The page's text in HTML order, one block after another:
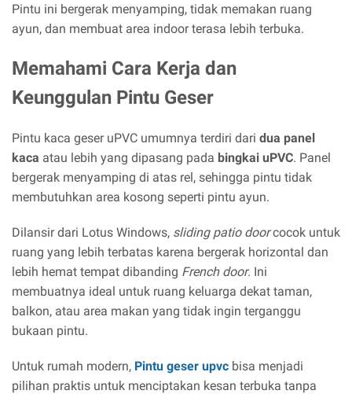
Pintu ini bergerak menyamping, tidak memakan ruang
ayun, dan membuat area indoor terasa lebih terbuka.
Memahami Cara Kerja dan
Keunggulan Pintu Geser
Pintu kaca geser uPVC umumnya terdiri dari dua panel
kaca atau lebih yang dipasang pada bingkai uPVC. Panel
bergerak menyamping di atas rel, sehingga pintu tidak
membutuhkan area kosong seperti pintu ayun.
Dilansir dari Lotus Windows, sliding patio doorcocok untuk
ruang yang lebih terbatas karena bergerak horizontal dan
lebih hemat tempat dibanding French door. Ini
membuatnya ideal untuk ruang keluarga dekat taman,
balkon, atau area makan yang tidak ingin terganggu
bukaan pintu.
Untuk rumah modern, Pintu geser upvc bisa menjadi
pilihan praktis untuk menciptakan kesan terbuka tanpa